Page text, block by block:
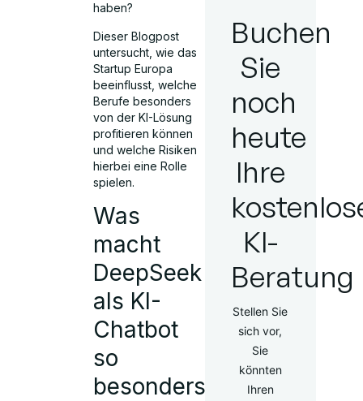
haben?
Dieser Blogpost
untersucht, wie das
Startup Europa
beeinflusst, welche
Berufe besonders
von der KI-Lösung
profitieren können
und welche Risiken
hierbei eine Rolle
spielen.
Was
macht
DeepSeek
als KI-
Chatbot
so
besonders?
Buchen
Sie
noch
heute
Ihre
KI-
Beratung
Stellen Sie
sich vor,
Sie
könnten
Ihren